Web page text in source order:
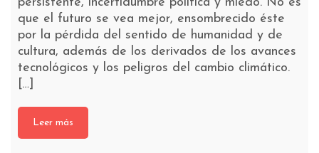
que el futuro se vea mejor, ensombrecido éste
por la pérdida del sentido de humanidad y de
cultura, además de los derivados de los avances
tecnológicos y los peligros del cambio climático.
[…]
Leer más